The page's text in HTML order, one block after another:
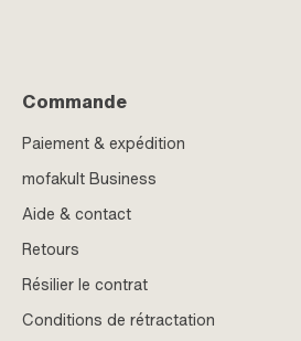
Commande
Paiement & expédition
mofakult Business
Aide & contact
Retours
Résilier le contrat
Conditions de rétractation